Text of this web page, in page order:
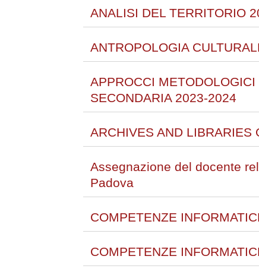
ANALISI DEL TERRITORIO
ANTROPOLOGIA
APPROCCI
SECONDARIA 2023-2024
ARCHIVES AND
Assegnazione del docente
Padova
COMPETENZE
COMPETENZE